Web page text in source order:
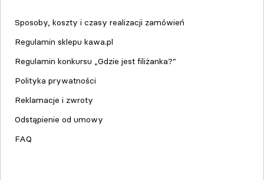
Sposoby, koszty i czasy realizacji zamówień
Regulamin sklepu kawa.pl
Regulamin konkursu „Gdzie jest filiżanka?”
Polityka prywatności
Reklamacje i zwroty
Odstąpienie od umowy
FAQ